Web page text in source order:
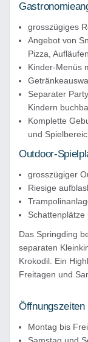
grosszügiges
Angebot von
Pizza, Aufläufen
Kinder-Menüs
Separater
Kindern
Komplette
und
Outdoor-
grosszügiger
Riesige
Das Springding
separaten
Krokodil. Ein
Freitagen und
Öffnungszeiten
Montag bis